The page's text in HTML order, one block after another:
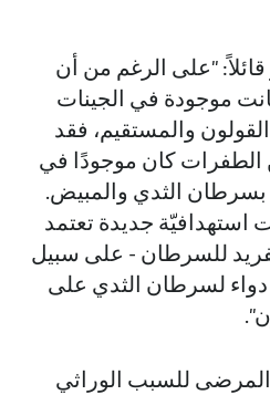
"على الرغم من أن
موجودة في الجينات
والمستقيم، فقد
الطفرات كان موجودًا في
بسرطان الثدي والمبيض.
استهدافيّة جديدة تعتمد
للسرطان - على سبيل
دواء لسرطان الثدي على
المرضى للسبب الوراثي